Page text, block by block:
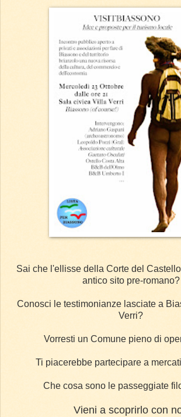
Sai che l'ellisse della Corte del
antico sito pre-romano?
Conosci le testimonianze lasciate a
Verri?
Vorresti un Comune pieno di
Ti piacerebbe partecipare a
Che cosa sono le passeggiate
Vieni a scoprirlo con